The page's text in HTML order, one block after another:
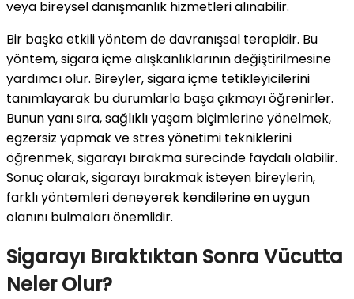
veya bireysel danışmanlık hizmetleri alınabilir.
Bir başka etkili yöntem de davranışsal terapidir. Bu
yöntem, sigara içme alışkanlıklarının değiştirilmesine
yardımcı olur. Bireyler, sigara içme tetikleyicilerini
tanımlayarak bu durumlarla başa çıkmayı öğrenirler.
Bunun yanı sıra, sağlıklı yaşam biçimlerine yönelmek,
egzersiz yapmak ve stres yönetimi tekniklerini
öğrenmek, sigarayı bırakma sürecinde faydalı olabilir.
Sonuç olarak, sigarayı bırakmak isteyen bireylerin,
farklı yöntemleri deneyerek kendilerine en uygun
olanını bulmaları önemlidir.
Sigarayı Bıraktıktan Sonra Vücutta
Neler Olur?